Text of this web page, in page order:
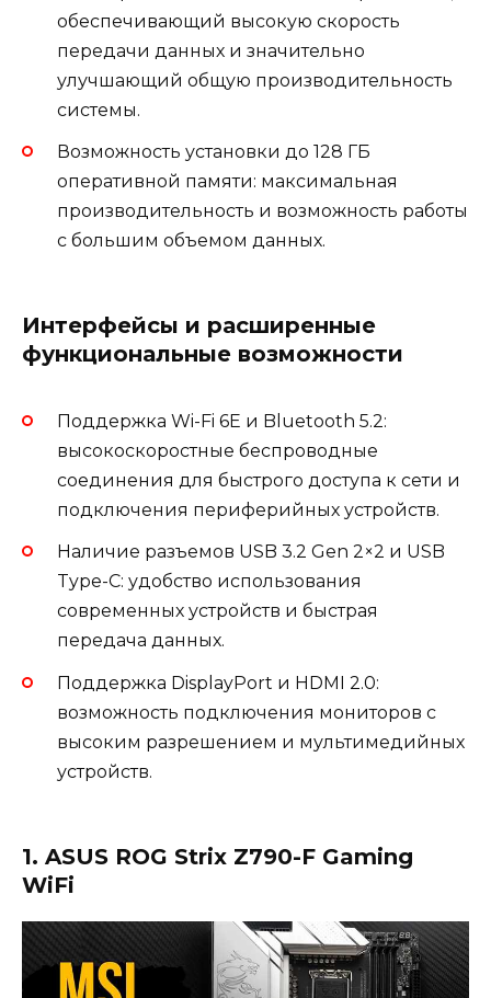
обеспечивающий высокую скорость
передачи данных и значительно
улучшающий общую производительность
системы.
Возможность установки до 128 ГБ
оперативной памяти: максимальная
производительность и возможность работы
с большим объемом данных.
Интерфейсы и расширенные
функциональные возможности
Поддержка Wi-Fi 6E и Bluetooth 5.2:
высокоскоростные беспроводные
соединения для быстрого доступа к сети и
подключения периферийных устройств.
Наличие разъемов USB 3.2 Gen 2×2 и USB
Type-C: удобство использования
современных устройств и быстрая
передача данных.
Поддержка DisplayPort и HDMI 2.0:
возможность подключения мониторов с
высоким разрешением и мультимедийных
устройств.
1. ASUS ROG Strix Z790-F Gaming
WiFi